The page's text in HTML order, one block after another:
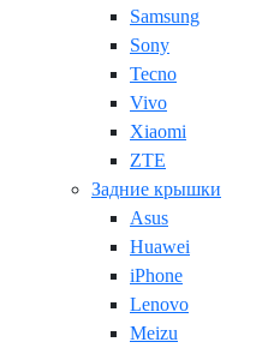
Samsung
Sony
Tecno
Vivo
Xiaomi
ZTE
Задние крышки
Asus
Huawei
iPhone
Lenovo
Meizu